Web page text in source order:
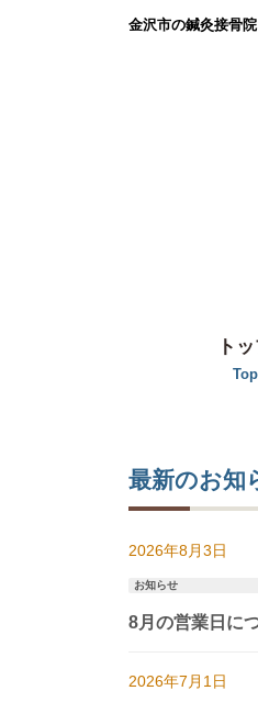
金沢市の鍼灸接骨
ト
Top
最新のお知
2026年8月3日
お知らせ
8月の営業日に
2026年7月1日